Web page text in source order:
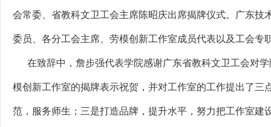
会常委、省教科文卫工会主席陈昭庆出席揭牌仪式。 广东技
委员、各分工会主席、劳模创新工作室成员代表以及工会专
在致辞中，詹步强代表学院感谢广东省教科文卫工会对
模创新工作室的揭牌表示祝贺，并对工作室的工作提出了三
范，服务师生；三是打造品牌，提升水平，努力把工作室